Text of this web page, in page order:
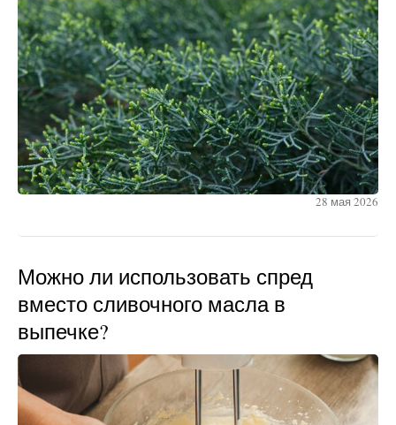
28 мая 2026
Можно ли использовать спред
вместо сливочного масла в
выпечке?